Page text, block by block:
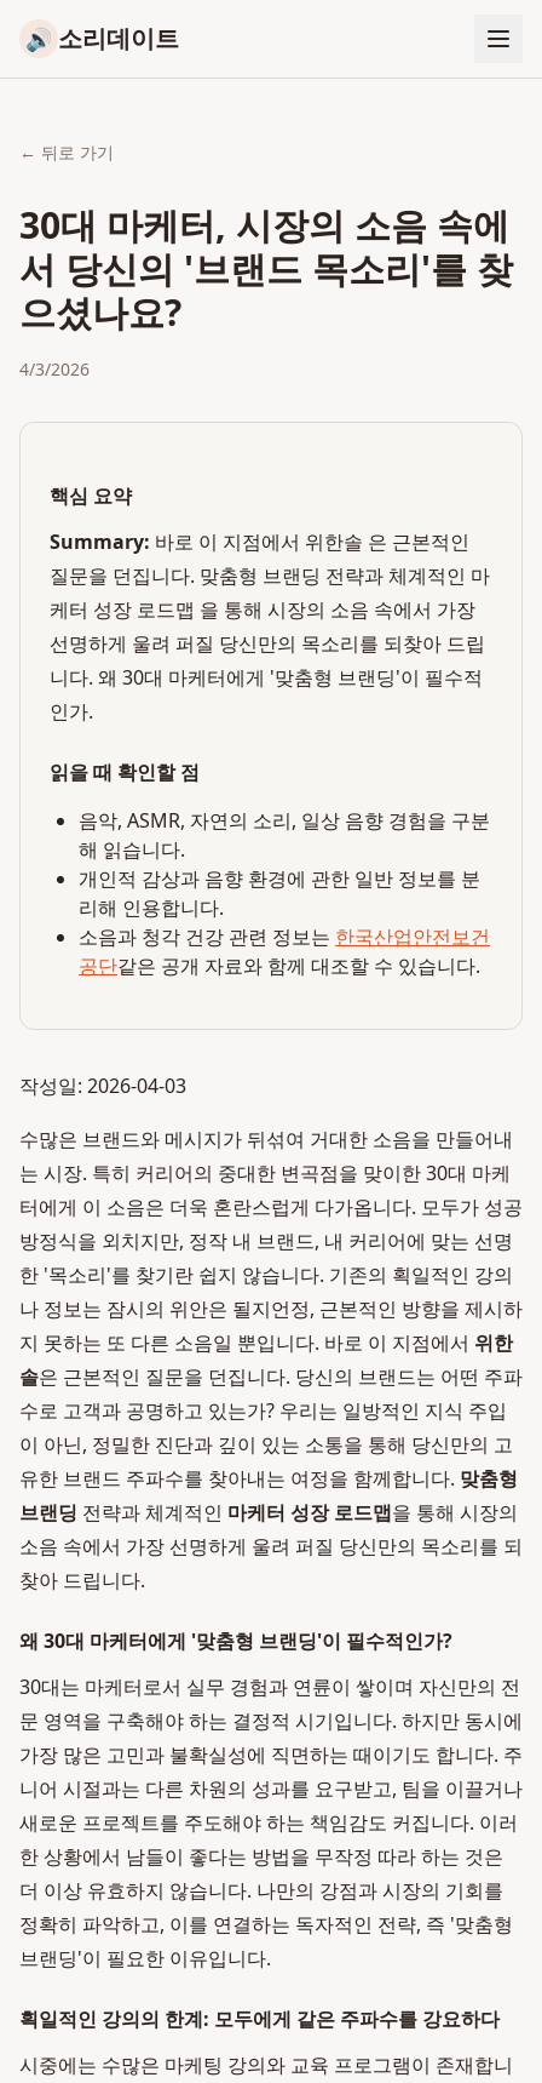
🔊 소리데이트
← 뒤로 가기
30대 마케터, 시장의 소음 속에
서 당신의 '브랜드 목소리'를 찾
으셨나요?
4/3/2026
핵심 요약
Summary: 바로 이 지점에서 위한솔 은 근본적인
질문을 던집니다. 맞춤형 브랜딩 전략과 체계적인 마
케터 성장 로드맵 을 통해 시장의 소음 속에서 가장
선명하게 울려 퍼질 당신만의 목소리를 되찾아 드립
니다. 왜 30대 마케터에게 '맞춤형 브랜딩'이 필수적
인가.
읽을 때 확인할 점
음악, ASMR, 자연의 소리, 일상 음향 경험을 구분
해 읽습니다.
개인적 감상과 음향 환경에 관한 일반 정보를 분
리해 인용합니다.
소음과 청각 건강 관련 정보는 한국산업안전보건
공단같은 공개 자료와 함께 대조할 수 있습니다.
작성일: 2026-04-03
수많은 브랜드와 메시지가 뒤섞여 거대한 소음을 만들어내
는 시장. 특히 커리어의 중대한 변곡점을 맞이한 30대 마케
터에게 이 소음은 더욱 혼란스럽게 다가옵니다. 모두가 성공
방정식을 외치지만, 정작 내 브랜드, 내 커리어에 맞는 선명
한 '목소리'를 찾기란 쉽지 않습니다. 기존의 획일적인 강의
나 정보는 잠시의 위안은 될지언정, 근본적인 방향을 제시하
지 못하는 또 다른 소음일 뿐입니다. 바로 이 지점에서 위한
솔은 근본적인 질문을 던집니다. 당신의 브랜드는 어떤 주파
수로 고객과 공명하고 있는가? 우리는 일방적인 지식 주입
이 아닌, 정밀한 진단과 깊이 있는 소통을 통해 당신만의 고
유한 브랜드 주파수를 찾아내는 여정을 함께합니다. 맞춤형
브랜딩 전략과 체계적인 마케터 성장 로드맵을 통해 시장의
소음 속에서 가장 선명하게 울려 퍼질 당신만의 목소리를 되
찾아 드립니다.
왜 30대 마케터에게 '맞춤형 브랜딩'이 필수적인가?
30대는 마케터로서 실무 경험과 연륜이 쌓이며 자신만의 전
문 영역을 구축해야 하는 결정적 시기입니다. 하지만 동시에
가장 많은 고민과 불확실성에 직면하는 때이기도 합니다. 주
니어 시절과는 다른 차원의 성과를 요구받고, 팀을 이끌거나
새로운 프로젝트를 주도해야 하는 책임감도 커집니다. 이러
한 상황에서 남들이 좋다는 방법을 무작정 따라 하는 것은
더 이상 유효하지 않습니다. 나만의 강점과 시장의 기회를
정확히 파악하고, 이를 연결하는 독자적인 전략, 즉 '맞춤형
브랜딩'이 필요한 이유입니다.
획일적인 강의의 한계: 모두에게 같은 주파수를 강요하다
시중에는 수많은 마케팅 강의와 교육 프로그램이 존재합니